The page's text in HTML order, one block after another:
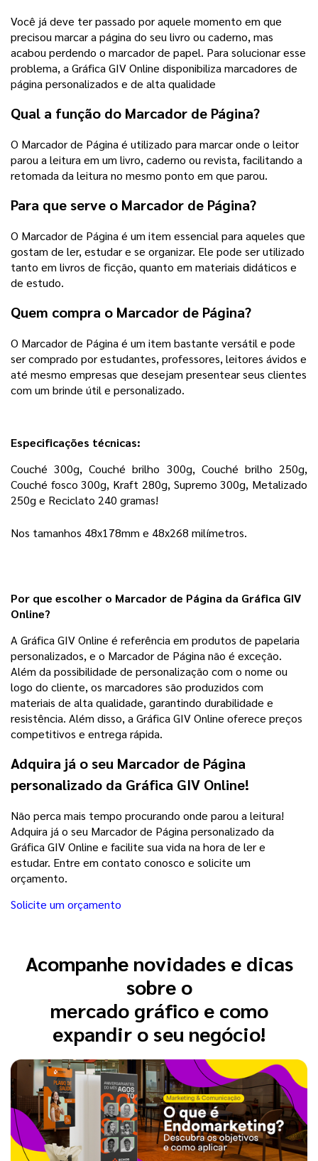
Você já deve ter passado por aquele momento em que
precisou marcar a página do seu livro ou caderno, mas
acabou perdendo o marcador de papel. Para solucionar esse
problema, a Gráfica GIV Online disponibiliza marcadores de
página personalizados e de alta qualidade
Qual a função do Marcador de Página?
O Marcador de Página é utilizado para marcar onde o leitor
parou a leitura em um livro, caderno ou revista, facilitando a
retomada da leitura no mesmo ponto em que parou.
Para que serve o Marcador de Página?
O Marcador de Página é um item essencial para aqueles que
gostam de ler, estudar e se organizar. Ele pode ser utilizado
tanto em livros de ficção, quanto em materiais didáticos e
de estudo.
Quem compra o Marcador de Página?
O Marcador de Página é um item bastante versátil e pode
ser comprado por estudantes, professores, leitores ávidos e
até mesmo empresas que desejam presentear seus clientes
com um brinde útil e personalizado.
Especificações técnicas:
Couché 300g, Couché brilho 300g, Couché brilho 250g,
Couché fosco 300g, Kraft 280g, Supremo 300g, Metalizado
250g e Reciclato 240 gramas!
Nos tamanhos 48x178mm e 48x268 milímetros.
Por que escolher o Marcador de Página da Gráfica GIV
Online?
A Gráfica GIV Online é referência em produtos de papelaria
personalizados, e o Marcador de Página não é exceção.
Além da possibilidade de personalização com o nome ou
logo do cliente, os marcadores são produzidos com
materiais de alta qualidade, garantindo durabilidade e
resistência. Além disso, a Gráfica GIV Online oferece preços
competitivos e entrega rápida.
Adquira já o seu Marcador de Página
personalizado da Gráfica GIV Online!
Não perca mais tempo procurando onde parou a leitura!
Adquira já o seu Marcador de Página personalizado da
Gráfica GIV Online e facilite sua vida na hora de ler e
estudar. Entre em contato conosco e solicite um
orçamento.
Solicite um orçamento
Acompanhe novidades e dicas
sobre o
mercado gráfico e como
expandir o seu negócio!